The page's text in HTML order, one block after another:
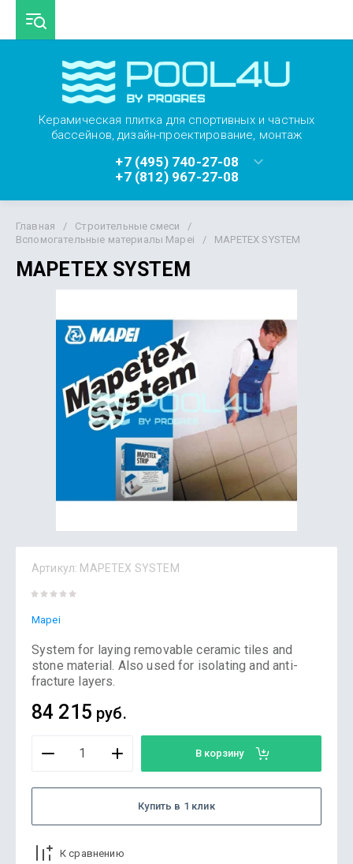
Керамическая плитка для спортивных и частных
бассейнов, дизайн-проектирование, монтаж
+7 (495) 740-27-08
+7 (812) 967-27-08
Главная / Строительные смеси
/
Вспомогательные материалы Mapei
/ MAPETEX SYSTEM
MAPETEX SYSTEM
Артикул: MAPETEX SYSTEM
Mapei
System for laying removable ceramic tiles and
stone material. Also used for isolating and anti-
fracture layers.
84 215 руб.
В корзину
Купить в 1 клик
К сравнению